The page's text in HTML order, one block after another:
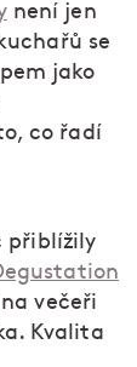
není jen
se
jako
co řadí
přiblížily
večeři
Kvalita